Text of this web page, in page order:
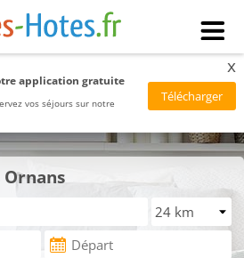
application gratuite
vos séjours sur notre
x